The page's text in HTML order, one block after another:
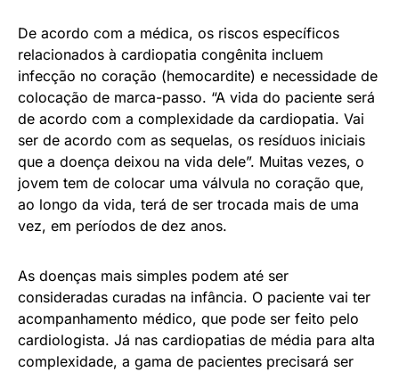
De acordo com a médica, os riscos específicos
relacionados à cardiopatia congênita incluem
infecção no coração (hemocardite) e necessidade de
colocação de marca-passo. “A vida do paciente será
de acordo com a complexidade da cardiopatia. Vai
ser de acordo com as sequelas, os resíduos iniciais
que a doença deixou na vida dele”. Muitas vezes, o
jovem tem de colocar uma válvula no coração que,
ao longo da vida, terá de ser trocada mais de uma
vez, em períodos de dez anos.
As doenças mais simples podem até ser
consideradas curadas na infância. O paciente vai ter
acompanhamento médico, que pode ser feito pelo
cardiologista. Já nas cardiopatias de média para alta
complexidade, a gama de pacientes precisará ser